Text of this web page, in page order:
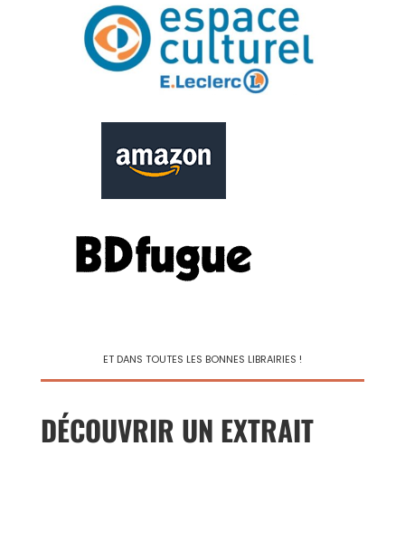
ET DANS TOUTES LES BONNES LIBRAIRIES !
DÉCOUVRIR UN EXTRAIT